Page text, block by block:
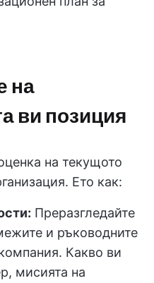
на
ви позиция
на текущото
Ето как:
Преразгледайте
и ръководните
Какво ви
мисията на